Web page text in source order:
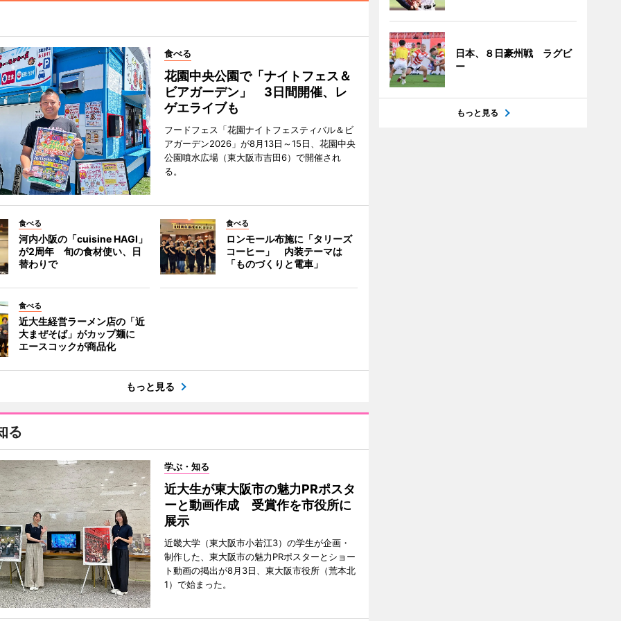
食べる
花園中央公園で「ナイトフェス＆
ビアガーデン」 3日間開催、レ
ゲエライブも
フードフェス「花園ナイトフェスティバル＆ビ
アガーデン2026」が8月13日～15日、花園中央
公園噴水広場（東大阪市吉田6）で開催され
る。
食べる
河内小阪の「cuisine HAGI」
が2周年 旬の食材使い、日
替わりで
食べる
ロンモール布施に「タリーズ
コーヒー」 内装テーマは
「ものづくりと電車」
食べる
近大生経営ラーメン店の「近
大まぜそば」がカップ麺に
エースコックが商品化
もっと見る
る
学ぶ・知る
近大生が東大阪市の魅力PRポスタ
ーと動画作成 受賞作を市役所に
展示
近畿大学（東大阪市小若江3）の学生が企画・
制作した、東大阪市の魅力PRポスターとショー
ト動画の掲出が8月3日、東大阪市役所（荒本北
1）で始まった。
日本、８日豪州戦 ラグビ
ー
もっと見る